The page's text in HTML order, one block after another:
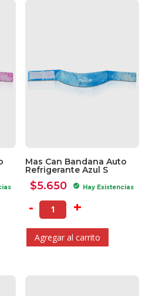
Mas Can Bandana Auto
Refrigerante Azul S
$5.650 check_circle Hay Existencias
- +
Agregar al carrito